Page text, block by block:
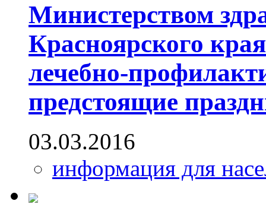
Министерством
Красноярского
лечебно-
предстоящие
03.03.2016
информация для